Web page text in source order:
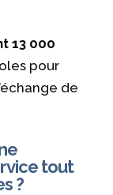
13 000
pour
de
tout
?